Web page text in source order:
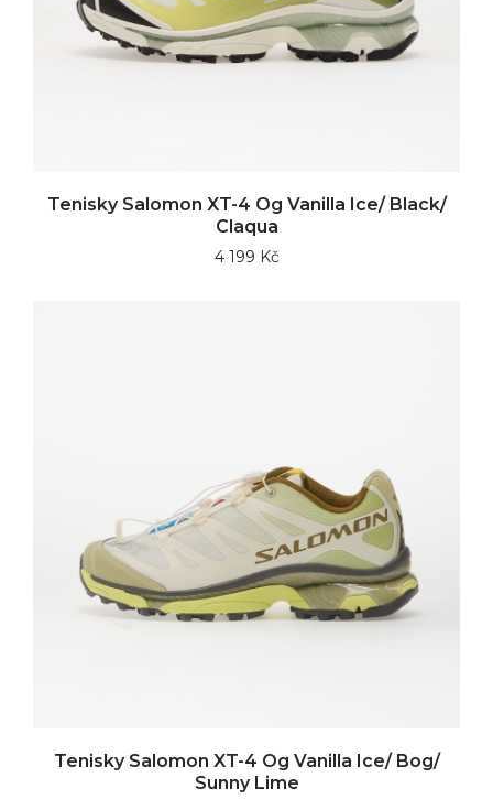
Tenisky Salomon XT-4 Og Vanilla Ice/ Black/
Claqua
4 199 Kč
Tenisky Salomon XT-4 Og Vanilla Ice/ Bog/
Sunny Lime